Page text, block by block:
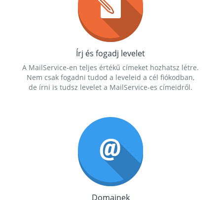
Írj és fogadj levelet
A MailService-en teljes értékű címeket hozhatsz létre.
Nem csak fogadni tudod a leveleid a cél fiókodban,
de írni is tudsz levelet a MailService-es címeidről.
Domainek